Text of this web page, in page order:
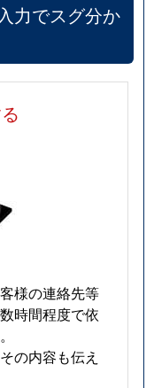
力でスグ分か
様の連絡先等
時間程度で依
の内容も伝え